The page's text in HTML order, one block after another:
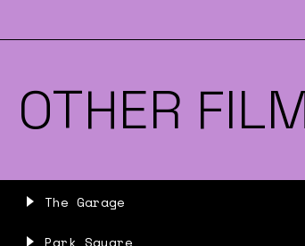
OTHER
The Garage
Park Square